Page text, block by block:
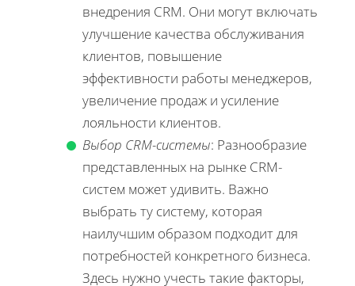
внедрения CRM. Они могут включать
улучшение качества обслуживания
клиентов, повышение
эффективности работы менеджеров,
увеличение продаж и усиление
лояльности клиентов.
Выбор CRM-системы: Разнообразие
представленных на рынке CRM-
систем может удивить. Важно
выбрать ту систему, которая
наилучшим образом подходит для
потребностей конкретного бизнеса.
Здесь нужно учесть такие факторы,